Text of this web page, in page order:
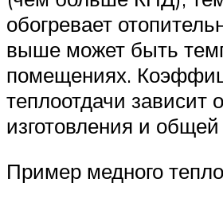
обогревает
выше может быть
помещениях.
теплоотдачи зависит
изготовления и
Пример медного